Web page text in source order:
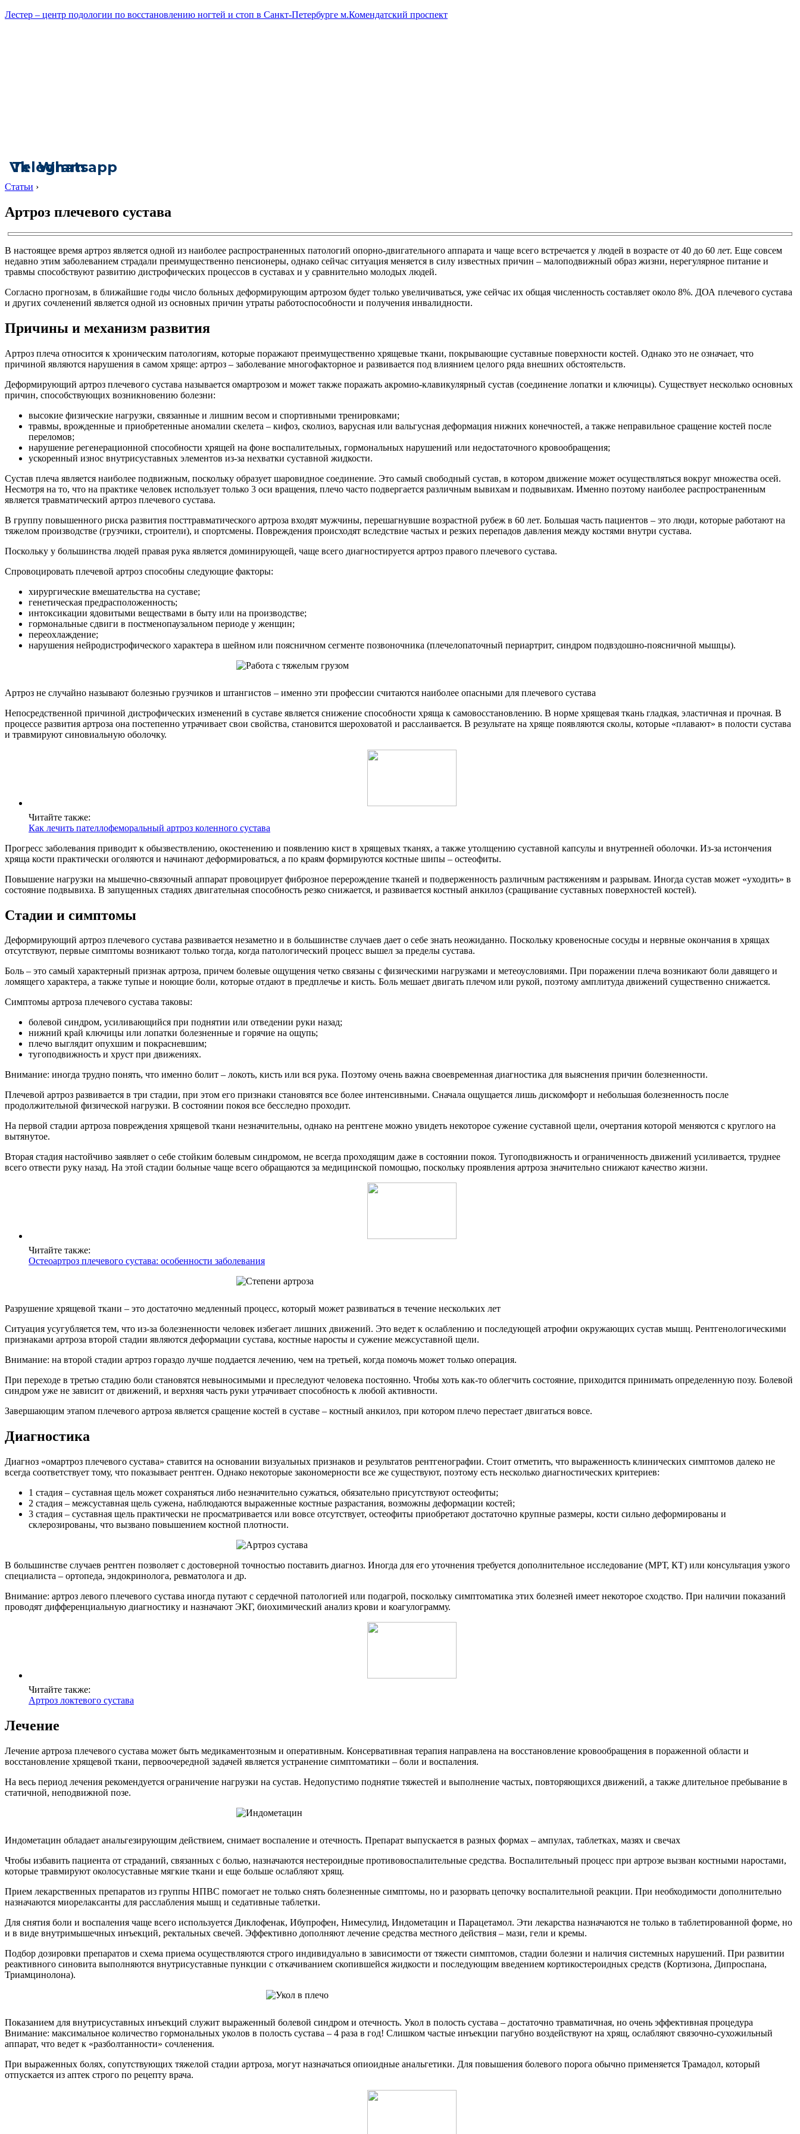
Лестер – центр подологии по восстановлению ногтей и стоп в Санкт-Петербурге м.Комендатский проспект
Vk
Telegram
Whatsapp
Статьи ›
Артроз плечевого сустава
В настоящее время артроз является одной из наиболее распространенных патологий опорно-двигательного аппарата и чаще всего встречается у людей в возрасте от 40 до 60 лет. Еще совсем
недавно этим заболеванием страдали преимущественно пенсионеры, однако сейчас ситуация меняется в силу известных причин – малоподвижный образ жизни, нерегулярное питание и
травмы способствуют развитию дистрофических процессов в суставах и у сравнительно молодых людей.
Согласно прогнозам, в ближайшие годы число больных деформирующим артрозом будет только увеличиваться, уже сейчас их общая численность составляет около 8%. ДОА плечевого сустава
и других сочленений является одной из основных причин утраты работоспособности и получения инвалидности.
Причины и механизм развития
Артроз плеча относится к хроническим патологиям, которые поражают преимущественно хрящевые ткани, покрывающие суставные поверхности костей. Однако это не означает, что
причиной являются нарушения в самом хряще: артроз – заболевание многофакторное и развивается под влиянием целого ряда внешних обстоятельств.
Деформирующий артроз плечевого сустава называется омартрозом и может также поражать акромио-клавикулярный сустав (соединение лопатки и ключицы). Существует несколько основных
причин, способствующих возникновению болезни:
высокие физические нагрузки, связанные и лишним весом и спортивными тренировками;
травмы, врожденные и приобретенные аномалии скелета – кифоз, сколиоз, варусная или вальгусная деформация нижних конечностей, а также неправильное сращение костей после
переломов;
нарушение регенерационной способности хрящей на фоне воспалительных, гормональных нарушений или недостаточного кровообращения;
ускоренный износ внутрисуставных элементов из-за нехватки суставной жидкости.
Сустав плеча является наиболее подвижным, поскольку образует шаровидное соединение. Это самый свободный сустав, в котором движение может осуществляться вокруг множества осей.
Несмотря на то, что на практике человек использует только 3 оси вращения, плечо часто подвергается различным вывихам и подвывихам. Именно поэтому наиболее распространенным
является травматический артроз плечевого сустава.
В группу повышенного риска развития посттравматического артроза входят мужчины, перешагнувшие возрастной рубеж в 60 лет. Большая часть пациентов – это люди, которые работают на
тяжелом производстве (грузчики, строители), и спортсмены. Повреждения происходят вследствие частых и резких перепадов давления между костями внутри сустава.
Поскольку у большинства людей правая рука является доминирующей, чаще всего диагностируется артроз правого плечевого сустава.
Спровоцировать плечевой артроз способны следующие факторы:
хирургические вмешательства на суставе;
генетическая предрасположенность;
интоксикации ядовитыми веществами в быту или на производстве;
гормональные сдвиги в постменопаузальном периоде у женщин;
переохлаждение;
нарушения нейродистрофического характера в шейном или поясничном сегменте позвоночника (плечелопаточный периартрит, синдром подвздошно-поясничной мышцы).
Артроз не случайно называют болезнью грузчиков и штангистов – именно эти профессии считаются наиболее опасными для плечевого сустава
Непосредственной причиной дистрофических изменений в суставе является снижение способности хряща к самовосстановлению. В норме хрящевая ткань гладкая, эластичная и прочная. В
процессе развития артроза она постепенно утрачивает свои свойства, становится шероховатой и расслаивается. В результате на хряще появляются сколы, которые «плавают» в полости сустава
и травмируют синовиальную оболочку.
Читайте также:
Как лечить пателлофеморальный артроз коленного сустава
Прогресс заболевания приводит к обызвествлению, окостенению и появлению кист в хрящевых тканях, а также утолщению суставной капсулы и внутренней оболочки. Из-за истончения
хряща кости практически оголяются и начинают деформироваться, а по краям формируются костные шипы – остеофиты.
Повышение нагрузки на мышечно-связочный аппарат провоцирует фиброзное перерождение тканей и подверженность различным растяжениям и разрывам. Иногда сустав может «уходить» в
состояние подвывиха. В запущенных стадиях двигательная способность резко снижается, и развивается костный анкилоз (сращивание суставных поверхностей костей).
Стадии и симптомы
Деформирующий артроз плечевого сустава развивается незаметно и в большинстве случаев дает о себе знать неожиданно. Поскольку кровеносные сосуды и нервные окончания в хрящах
отсутствуют, первые симптомы возникают только тогда, когда патологический процесс вышел за пределы сустава.
Боль – это самый характерный признак артроза, причем болевые ощущения четко связаны с физическими нагрузками и метеоусловиями. При поражении плеча возникают боли давящего и
ломящего характера, а также тупые и ноющие боли, которые отдают в предплечье и кисть. Боль мешает двигать плечом или рукой, поэтому амплитуда движений существенно снижается.
Симптомы артроза плечевого сустава таковы:
болевой синдром, усиливающийся при поднятии или отведении руки назад;
нижний край ключицы или лопатки болезненные и горячие на ощупь;
плечо выглядит опухшим и покрасневшим;
тугоподвижность и хруст при движениях.
Внимание: иногда трудно понять, что именно болит – локоть, кисть или вся рука. Поэтому очень важна своевременная диагностика для выяснения причин болезненности.
Плечевой артроз развивается в три стадии, при этом его признаки становятся все более интенсивными. Сначала ощущается лишь дискомфорт и небольшая болезненность после
продолжительной физической нагрузки. В состоянии покоя все бесследно проходит.
На первой стадии артроза повреждения хрящевой ткани незначительны, однако на рентгене можно увидеть некоторое сужение суставной щели, очертания которой меняются с круглого на
вытянутое.
Вторая стадия настойчиво заявляет о себе стойким болевым синдромом, не всегда проходящим даже в состоянии покоя. Тугоподвижность и ограниченность движений усиливается, труднее
всего отвести руку назад. На этой стадии больные чаще всего обращаются за медицинской помощью, поскольку проявления артроза значительно снижают качество жизни.
Читайте также:
Остеоартроз плечевого сустава: особенности заболевания
Разрушение хрящевой ткани – это достаточно медленный процесс, который может развиваться в течение нескольких лет
Ситуация усугубляется тем, что из-за болезненности человек избегает лишних движений. Это ведет к ослаблению и последующей атрофии окружающих сустав мышц. Рентгенологическими
признаками артроза второй стадии являются деформации сустава, костные наросты и сужение межсуставной щели.
Внимание: на второй стадии артроз гораздо лучше поддается лечению, чем на третьей, когда помочь может только операция.
При переходе в третью стадию боли становятся невыносимыми и преследуют человека постоянно. Чтобы хоть как-то облегчить состояние, приходится принимать определенную позу. Болевой
синдром уже не зависит от движений, и верхняя часть руки утрачивает способность к любой активности.
Завершающим этапом плечевого артроза является сращение костей в суставе – костный анкилоз, при котором плечо перестает двигаться вовсе.
Диагностика
Диагноз «омартроз плечевого сустава» ставится на основании визуальных признаков и результатов рентгенографии. Стоит отметить, что выраженность клинических симптомов далеко не
всегда соответствует тому, что показывает рентген. Однако некоторые закономерности все же существуют, поэтому есть несколько диагностических критериев:
1 стадия – суставная щель может сохраняться либо незначительно сужаться, обязательно присутствуют остеофиты;
2 стадия – межсуставная щель сужена, наблюдаются выраженные костные разрастания, возможны деформации костей;
3 стадия – суставная щель практически не просматривается или вовсе отсутствует, остеофиты приобретают достаточно крупные размеры, кости сильно деформированы и
склерозированы, что вызвано повышением костной плотности.
В большинстве случаев рентген позволяет с достоверной точностью поставить диагноз. Иногда для его уточнения требуется дополнительное исследование (МРТ, КТ) или консультация узкого
специалиста – ортопеда, эндокринолога, ревматолога и др.
Внимание: артроз левого плечевого сустава иногда путают с сердечной патологией или подагрой, поскольку симптоматика этих болезней имеет некоторое сходство. При наличии показаний
проводят дифференциальную диагностику и назначают ЭКГ, биохимический анализ крови и коагулограмму.
Читайте также:
Артроз локтевого сустава
Лечение
Лечение артроза плечевого сустава может быть медикаментозным и оперативным. Консервативная терапия направлена на восстановление кровообращения в пораженной области и
восстановление хрящевой ткани, первоочередной задачей является устранение симптоматики – боли и воспаления.
На весь период лечения рекомендуется ограничение нагрузки на сустав. Недопустимо поднятие тяжестей и выполнение частых, повторяющихся движений, а также длительное пребывание в
статичной, неподвижной позе.
Индометацин обладает анальгезирующим действием, снимает воспаление и отечность. Препарат выпускается в разных формах – ампулах, таблетках, мазях и свечах
Чтобы избавить пациента от страданий, связанных с болью, назначаются нестероидные противовоспалительные средства. Воспалительный процесс при артрозе вызван костными наростами,
которые травмируют околосуставные мягкие ткани и еще больше ослабляют хрящ.
Прием лекарственных препаратов из группы НПВС помогает не только снять болезненные симптомы, но и разорвать цепочку воспалительной реакции. При необходимости дополнительно
назначаются миорелаксанты для расслабления мышц и седативные таблетки.
Для снятия боли и воспаления чаще всего используется Диклофенак, Ибупрофен, Нимесулид, Индометацин и Парацетамол. Эти лекарства назначаются не только в таблетированной форме, но
и в виде внутримышечных инъекций, ректальных свечей. Эффективно дополняют лечение средства местного действия – мази, гели и кремы.
Подбор дозировки препаратов и схема приема осуществляются строго индивидуально в зависимости от тяжести симптомов, стадии болезни и наличия системных нарушений. При развитии
реактивного синовита выполняются внутрисуставные пункции с откачиванием скопившейся жидкости и последующим введением кортикостероидных средств (Кортизона, Дипроспана,
Триамцинолона).
Показанием для внутрисуставных инъекций служит выраженный болевой синдром и отечность. Укол в полость сустава – достаточно травматичная, но очень эффективная процедура
Внимание: максимальное количество гормональных уколов в полость сустава – 4 раза в год! Слишком частые инъекции пагубно воздействуют на хрящ, ослабляют связочно-сухожильный
аппарат, что ведет к «разболтанности» сочленения.
При выраженных болях, сопутствующих тяжелой стадии артроза, могут назначаться опиоидные анальгетики. Для повышения болевого порога обычно применяется Трамадол, который
отпускается из аптек строго по рецепту врача.